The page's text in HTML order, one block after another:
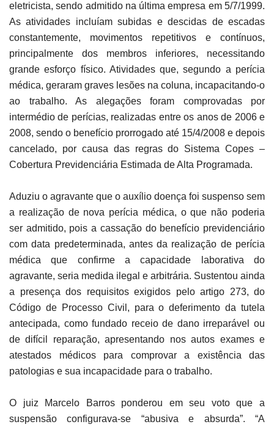
eletricista, sendo admitido na última empresa em 5/7/1999.
As atividades incluíam subidas e descidas de escadas
constantemente, movimentos repetitivos e contínuos,
principalmente dos membros inferiores, necessitando
grande esforço físico. Atividades que, segundo a perícia
médica, geraram graves lesões na coluna, incapacitando-o
ao trabalho. As alegações foram comprovadas por
intermédio de perícias, realizadas entre os anos de 2006 e
2008, sendo o benefício prorrogado até 15/4/2008 e depois
cancelado, por causa das regras do Sistema Copes –
Cobertura Previdenciária Estimada de Alta Programada.
Aduziu o agravante que o auxílio doença foi suspenso sem
a realização de nova perícia médica, o que não poderia
ser admitido, pois a cassação do benefício previdenciário
com data predeterminada, antes da realização de perícia
médica que confirme a capacidade laborativa do
agravante, seria medida ilegal e arbitrária. Sustentou ainda
a presença dos requisitos exigidos pelo artigo 273, do
Código de Processo Civil, para o deferimento da tutela
antecipada, como fundado receio de dano irreparável ou
de difícil reparação, apresentando nos autos exames e
atestados médicos para comprovar a existência das
patologias e sua incapacidade para o trabalho.
O juiz Marcelo Barros ponderou em seu voto que a
suspensão configurava-se “abusiva e absurda”. “A